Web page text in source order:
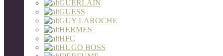
GUERLAIN
GUESS
GUY LAROCHE
HERMES
HFC
HUGO BOSS